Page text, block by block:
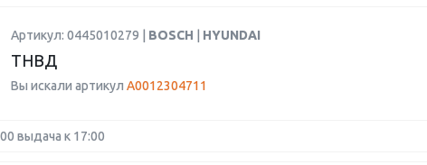
Артикул: 0445010279 | BOSCH HYUNDAI
ТНВД
Вы искали артикул A0012304711
выдача к 17:00